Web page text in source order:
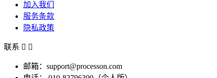
加入我们
服务条款
隐私政策
联系  
邮箱：support@processon.com